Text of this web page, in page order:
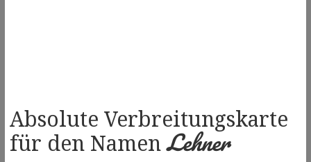
Absolute Verbreitungskarte
für den NamenLehner